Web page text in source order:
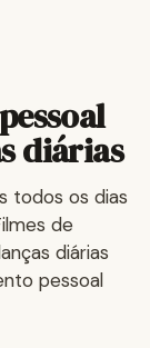
diárias
todos os dias
de
diárias
pessoal